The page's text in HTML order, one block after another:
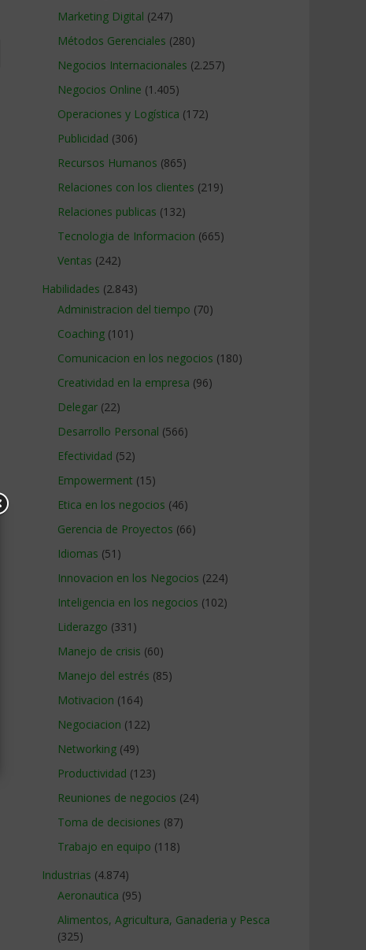
Marketing Digital (247)
Métodos Gerenciales (280)
Negocios Internacionales (2.257)
Negocios Online (1.405)
Operaciones y Logística (172)
Publicidad (306)
Recursos Humanos (865)
Relaciones con los clientes (219)
Relaciones publicas (132)
Tecnologia de Informacion (665)
Ventas (242)
Habilidades (2.843)
Administracion del tiempo (70)
Coaching (101)
Comunicacion en los negocios (180)
Creatividad en la empresa (96)
Delegar (22)
Desarrollo Personal (566)
Efectividad (52)
Empowerment (15)
Etica en los negocios (46)
Gerencia de Proyectos (66)
Idiomas (51)
Innovacion en los Negocios (224)
Inteligencia en los negocios (102)
Liderazgo (331)
Manejo de crisis (60)
Manejo del estrés (85)
Motivacion (164)
Negociacion (122)
Networking (49)
Productividad (123)
Reuniones de negocios (24)
Toma de decisiones (87)
Trabajo en equipo (118)
Industrias (4.874)
Aeronautica (95)
Alimentos, Agricultura, Ganaderia y Pesca
(325)